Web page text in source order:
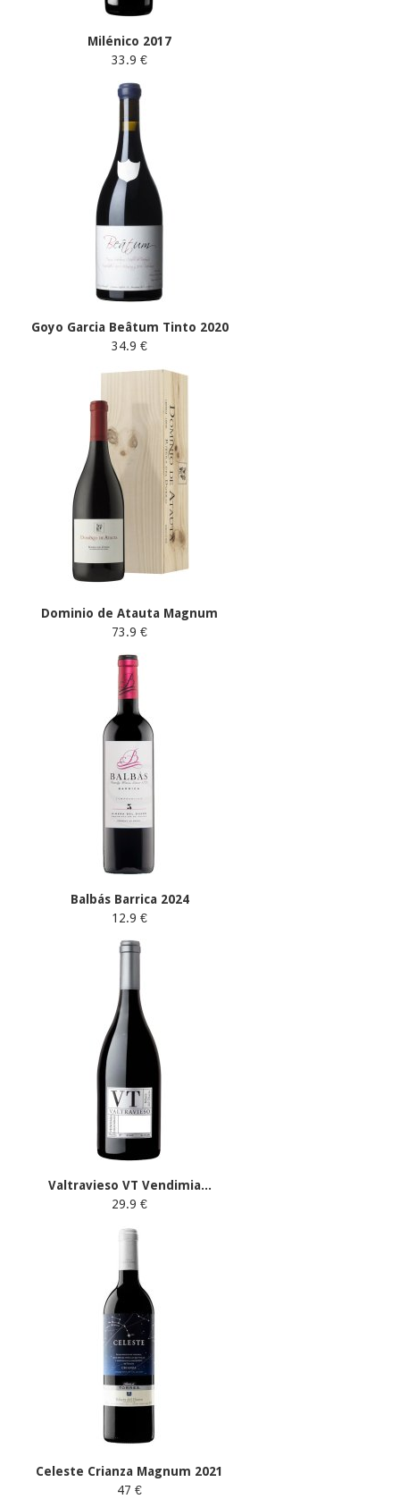
Milénico 2017
33.9 €
Goyo Garcia Beâtum Tinto 2020
34.9 €
Dominio de Atauta Magnum
73.9 €
Balbás Barrica 2024
12.9 €
Valtravieso VT Vendimia...
29.9 €
Celeste Crianza Magnum 2021
47 €